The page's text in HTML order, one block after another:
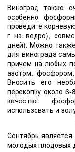
Виноград также
особенно
проведите
г на ведро),
дней). Можно
для винограда
причем на любых
азотом,
Вносить его
перекопку около
качестве
использовать и
Сентябрь
молодых плодовых